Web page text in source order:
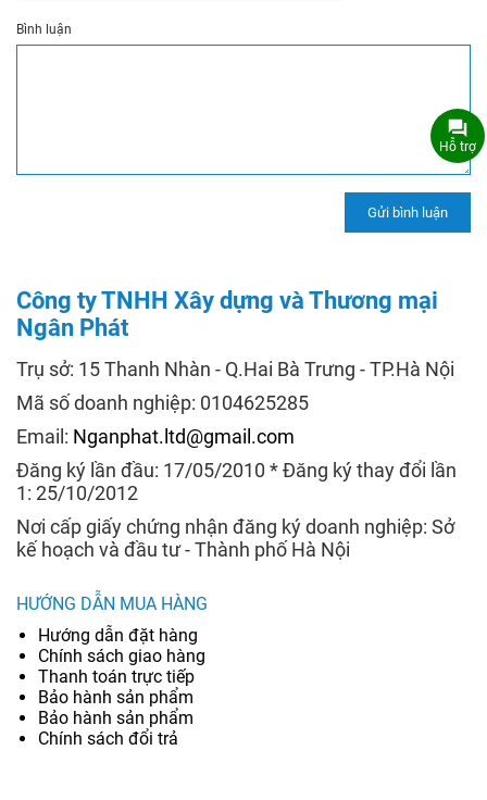
Bình luận
Công ty TNHH Xây dựng và Thương mại
Ngân Phát
Trụ sở: 15 Thanh Nhàn - Q.Hai Bà Trưng - TP.Hà Nội
Mã số doanh nghiệp: 0104625285
Email: Nganphat.ltd@gmail.com
Đăng ký lần đầu: 17/05/2010 * Đăng ký thay đổi lần
1: 25/10/2012
Nơi cấp giấy chứng nhận đăng ký doanh nghiệp: Sở
kế hoạch và đầu tư - Thành phố Hà Nội
HƯỚNG DẪN MUA HÀNG
Hướng dẫn đặt hàng
Chính sách giao hàng
Thanh toán trực tiếp
Bảo hành sản phẩm
Bảo hành sản phẩm
Chính sách đổi trả
Hỗ trợ